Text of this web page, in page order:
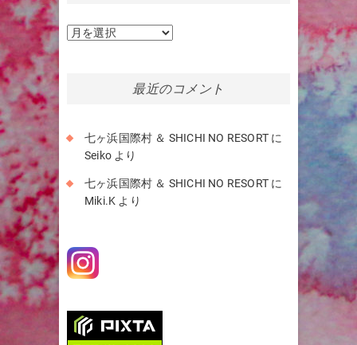
ア
最近のコメント
七ヶ浜国際村 ＆ SHICHI NO RESORT に
Seiko より
七ヶ浜国際村 ＆ SHICHI NO RESORT に
Miki.K より